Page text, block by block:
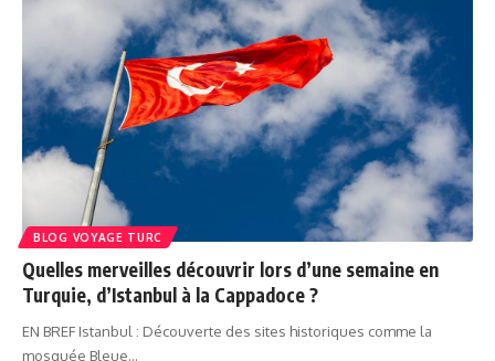
BLOG VOYAGE TURC
Quelles merveilles découvrir lors d’une semaine en
Turquie, d’Istanbul à la Cappadoce ?
EN BREF Istanbul : Découverte des sites historiques comme la
mosquée Bleue…